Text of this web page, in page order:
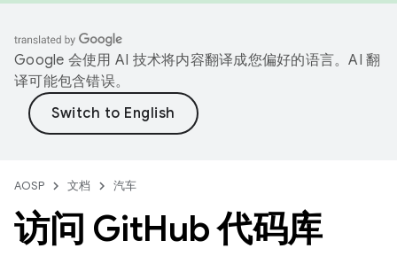
Google 会使用 AI 技术将内容翻译成您偏好的语言。AI 翻
译可能包含错误。
AOSP 文档 汽车
访问 GitHub 代码库